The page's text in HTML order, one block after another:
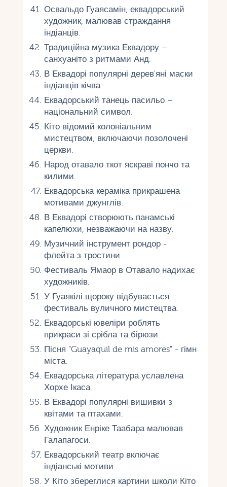
Освальдо Гуаясамін, еквадорський
художник, малював страждання
індіанців.
Традиційна музика Еквадору –
санхуаніто з ритмами Анд.
В Еквадорі популярні дерев'яні маски
індіанців кічва.
Еквадорський танець пасильо –
національний символ.
Кіто відомий колоніальним
мистецтвом, включаючи позолочені
церкви.
Народ отавало ткот яскраві пончо та
килими.
Еквадорська кераміка прикрашена
мотивами джунглів.
В Еквадорі створюють панамські
капелюхи, незважаючи на назву.
Музичний інструмент рондор -
флейта з тростини.
Фестиваль Ямаор в Отавало надихає
художників.
У Гуаякілі щороку відбувається
фестиваль вуличного мистецтва.
Еквадорські ювеліри роблять
прикраси зі срібла та бірюзи.
Пісня "Guayaquil de mis amores" - гімн
міста.
Еквадорська література уславлена ​​
Хорхе Ікаса.
В Еквадорі популярні вишивки з
квітами та птахами.
Художник Енріке Таабара малював
Галапагоси.
Еквадорський театр включає
індіанські мотиви.
У Кіто збереглися картини школи Кіто